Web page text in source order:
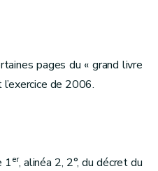
pages du « grand livre
de 2006.
1er, alinéa 2, 2°, du décret du